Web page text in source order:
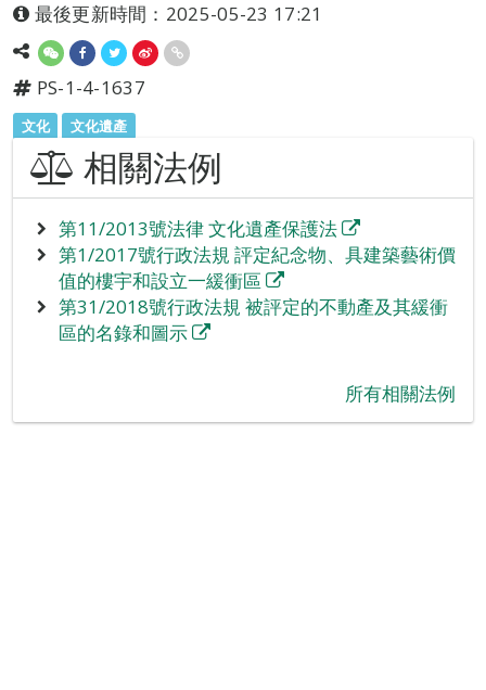
最後更新時間：2025-05-23 17:21
PS-1-4-1637
文化 文化遺產
相關法例
第11/2013號法律 文化遺產保護法
第1/2017號行政法規 評定紀念物、具建築藝術價
值的樓宇和設立一緩衝區
第31/2018號行政法規 被評定的不動產及其緩衝
區的名錄和圖示
‪所有相關法例